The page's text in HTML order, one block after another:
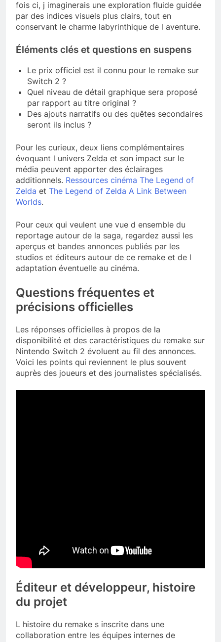
fois ci, j imaginerais une exploration fluide guidée
par des indices visuels plus clairs, tout en
conservant le charme labyrinthique de l aventure.
Éléments clés et questions en suspens
Le prix officiel est il connu pour le remake sur
Switch 2 ?
Quel niveau de détail graphique sera proposé
par rapport au titre original ?
Des ajouts narratifs ou des quêtes secondaires
seront ils inclus ?
Pour les curieux, deux liens complémentaires
évoquant l univers Zelda et son impact sur le
média peuvent apporter des éclairages
additionnels. Ressources cinéma The Legend of
Zelda et The Legend of Zelda A Link Between
Worlds.
Pour ceux qui veulent une vue d ensemble du
reportage autour de la saga, regardez aussi les
aperçus et bandes annonces publiés par les
studios et éditeurs autour de ce remake et de l
adaptation éventuelle au cinéma.
Questions fréquentes et
précisions officielles
Les réponses officielles à propos de la
disponibilité et des caractéristiques du remake sur
Nintendo Switch 2 évoluent au fil des annonces.
Voici les points qui reviennent le plus souvent
auprès des joueurs et des journalistes spécialisés.
Éditeur et développeur, histoire
du projet
L histoire du remake s inscrite dans une
collaboration entre les équipes internes de